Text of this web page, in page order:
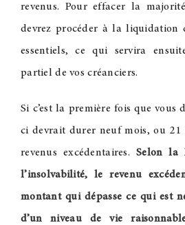
revenus. Pour effacer la
devrez procéder à la liquidation
essentiels, ce qui servira
partiel de vos créanciers.
Si c’est la première fois que
ci devrait durer neuf mois, ou 21
revenus excédentaires. Selon la
l’insolvabilité, le revenu
montant qui dépasse ce qui est
d’un niveau de vie